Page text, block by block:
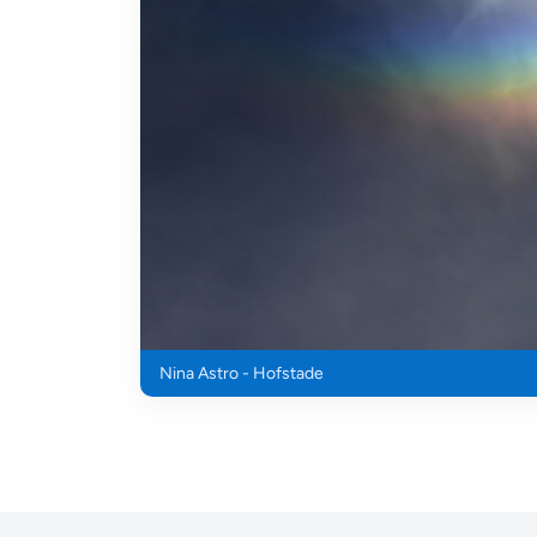
Nina Astro - Hofstade